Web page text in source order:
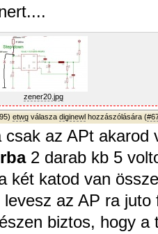
zener20.jpg
etwg válasza diginewl hozzászólására (
csak az APt akarod
2 darab kb 5
két katod van
levesz az AP ra
biztos, hogy a